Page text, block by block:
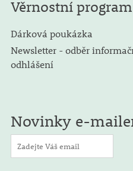
Věrnostní program
Dárková poukázka
Newsletter - odběr
odhlášení
Novinky e-